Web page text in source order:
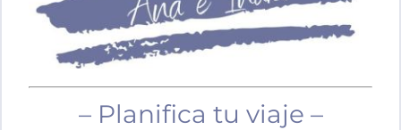
– Planifica tu viaje –